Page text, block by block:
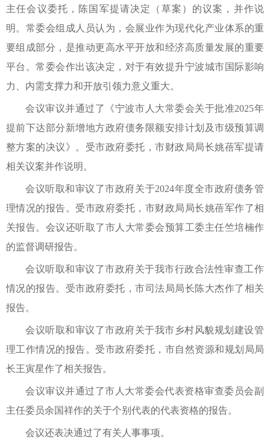
主任会议委托，陈国军提请决定（草案）的议案，并作说
明。常委会组成人员认为，会展业作为现代化产业体系的重
要组成部分，是推动更高水平开放和经济高质量发展的重要
平台。常委会作出该决定，对于有效提升宁波城市国际影响
力、内需支撑力和开放引领力意义重大。
会议审议并通过了《宁波市人大常委会关于批准2025年
提前下达部分新增地方政府债务限额安排计划及市级预算调
整方案的决议》。受市政府委托，市财政局局长姚蓓军提请
相关议案并作说明。
会议听取和审议了市政府关于2024年度全市政府债务管
理情况的报告。受市政府委托，市财政局局长姚蓓军作了相
关报告。会议还听取了市人大常委会预算工委主任竺培楠作
的监督调研报告。
会议听取和审议了市政府关于我市行政合法性审查工作
情况的报告。受市政府委托，市司法局局长陈大杰作了相关
报告。
会议听取和审议了市政府关于我市乡村风貌规划建设管
理工作情况的报告。受市政府委托，市自然资源和规划局局
长王寅星作了相关报告。
会议审议并通过了市人大常委会代表资格审查委员会副
主任委员余国祥作的关于个别代表的代表资格的报告。
会议还表决通过了有关人事事项。